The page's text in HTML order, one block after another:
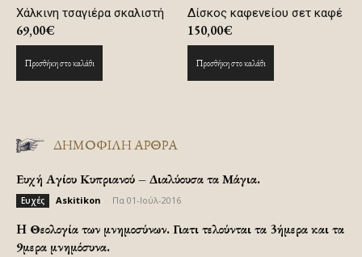
Χάλκινη τσαγιέρα σκαλιστή
69,00€
Προσθήκη στο καλάθι
Δίσκος καφενείου σετ καφέ
150,00€
Προσθήκη στο καλάθι
ΔΗΜΟΦΙΛΗ ΑΡΘΡΑ
Ευχή Αγίου Κυπριανού – Διαλύουσα τα Μάγια.
Ευχές Askitikon Πα 01-Ιούλ-2016
H Θεολογία των μνημοσύνων. Γιατι τελούνται τα 3ήμερα και τα
9μερα μνημόσυνα.